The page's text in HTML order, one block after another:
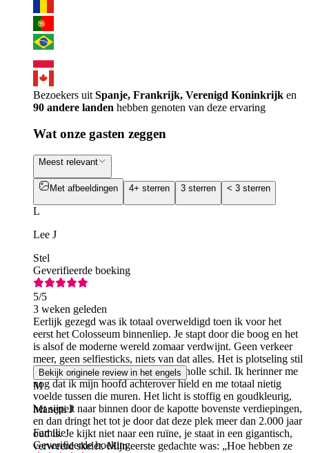
Bezoekers uit Spanje, Frankrijk, Verenigd Koninkrijk en
90 andere landen hebben genoten van deze ervaring
Wat onze gasten zeggen
Meest relevant
Met afbeeldingen 4+ sterren 3 sterren < 3 sterren
L
Lee J
Stel
Geverifieerde boeking
5/5
3 weken geleden
Eerlijk gezegd was ik totaal overweldigd toen ik voor het
eerst het Colosseum binnenliep. Je stapt door die boog en het
is alsof de moderne wereld zomaar verdwijnt. Geen verkeer
meer, geen selfiesticks, niets van dat alles. Het is plotseling stil
en koel en je staat in deze enorme, holle schil. Ik herinner me
nog dat ik mijn hoofd achterover hield en me totaal nietig
voelde tussen die muren. Het licht is stoffig en goudkleurig,
het sijpelt naar binnen door de kapotte bovenste verdiepingen,
en dan dringt het tot je door dat deze plek meer dan 2.000 jaar
oud is. Je kijkt niet naar een ruïne, je staat in een gigantisch,
verweerd skelet. Mijn eerste gedachte was: „Hoe hebben ze
Bekijk originele review in het engels
M
Manetti J
Familie
Geverifieerde boeking